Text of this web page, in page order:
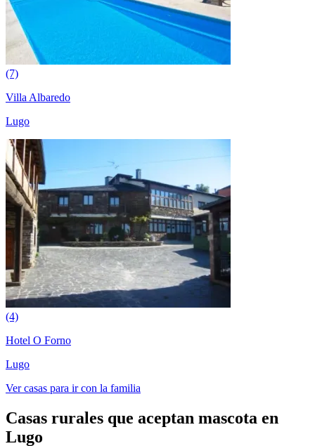
(7)
Villa Albaredo
Lugo
(4)
Hotel O Forno
Lugo
Ver casas para ir con la familia
Casas rurales que aceptan mascota en
Lugo